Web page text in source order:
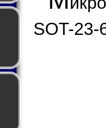
SOT-23-